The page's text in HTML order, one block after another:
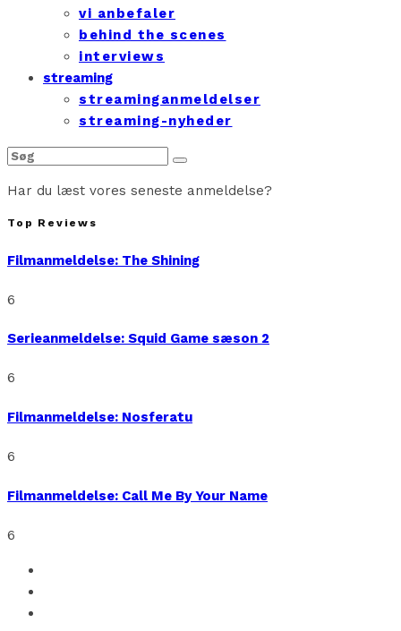
vi anbefaler
behind the scenes
interviews
streaming
streaminganmeldelser
streaming-nyheder
Har du læst vores seneste anmeldelse?
Top Reviews
Filmanmeldelse: The Shining
6
Serieanmeldelse: Squid Game sæson 2
6
Filmanmeldelse: Nosferatu
6
Filmanmeldelse: Call Me By Your Name
6